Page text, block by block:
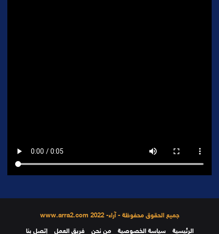
جميع الحقوق محفوظة - آراء- 2022 www.arra2.com
الرئيسية
سياسة الخصوصية من نحن فريق العمل إتصل بنا